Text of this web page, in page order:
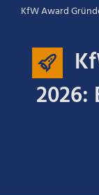
KfW Award
2026: